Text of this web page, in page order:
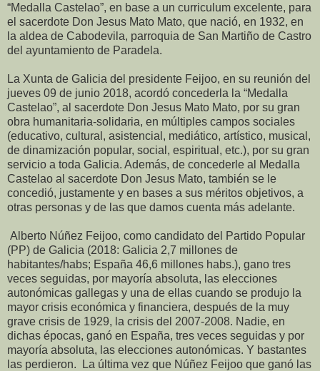
“Medalla Castelao”, en base a un curriculum excelente, para
el sacerdote Don Jesus Mato Mato, que nació, en 1932, en
la aldea de Cabodevila, parroquia de San Martiño de Castro
del ayuntamiento de Paradela.
La Xunta de Galicia del presidente Feijoo, en su reunión del
jueves 09 de junio 2018, acordó concederla la “Medalla
Castelao”, al sacerdote Don Jesus Mato Mato, por su gran
obra humanitaria-solidaria, en múltiples campos sociales
(educativo, cultural, asistencial, mediático, artístico, musical,
de dinamización popular, social, espiritual, etc.), por su gran
servicio a toda Galicia. Además, de concederle al Medalla
Castelao al sacerdote Don Jesus Mato, también se le
concedió, justamente y en bases a sus méritos objetivos, a
otras personas y de las que damos cuenta más adelante.
Alberto Núñez Feijoo, como candidato del Partido Popular
(PP) de Galicia (2018: Galicia 2,7 millones de
habitantes/habs; España 46,6 millones habs.), gano tres
veces seguidas, por mayoría absoluta, las elecciones
autonómicas gallegas y una de ellas cuando se produjo la
mayor crisis económica y financiera, después de la muy
grave crisis de 1929, la crisis del 2007-2008. Nadie, en
dichas épocas, ganó en España, tres veces seguidas y por
mayoría absoluta, las elecciones autonómicas. Y bastantes
las perdieron. La última vez que Núñez Feijoo que ganó las